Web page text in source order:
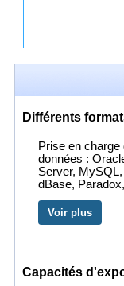
Différents
Prise en
données :
Server,
dBase,
Voir plus
Capacités